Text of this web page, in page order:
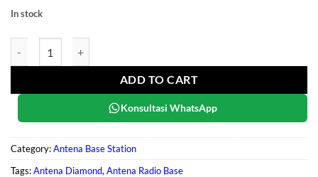
In stock
ADD TO CART
Konsultasi WhatsApp
Category:Antena Base Station
Tags:Antena Diamond, Antena Radio Base